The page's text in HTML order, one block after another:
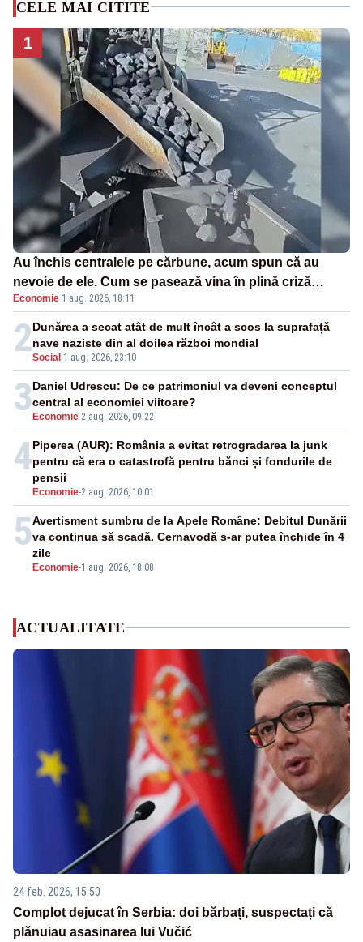
CELE MAI CITITE
1
Au închis centralele pe cărbune, acum spun că au
nevoie de ele. Cum se pasează vina în plină criză
energetică
Economie·1 aug. 2026, 18:11
2Social -1 aug. 2026, 23:10
Dunărea a secat atât de mult încât a scos la suprafață
nave naziste din al doilea război mondial
3 Economie-2 aug. 2026, 09:22
Daniel Udrescu: De ce patrimoniul va deveni conceptul
central al economiei viitoare?
4
Economie-2 aug. 2026, 10:01
Piperea (AUR): România a evitat retrogradarea la junk
pentru că era o catastrofă pentru bănci și fondurile de
pensii
5
Economie-1 aug. 2026, 18:08
Avertisment sumbru de la Apele Române: Debitul Dunării
va continua să scadă. Cernavodă s-ar putea închide în 4
zile
ACTUALITATE
24 feb. 2026, 15:50
Complot dejucat în Serbia: doi bărbați, suspectați că
plănuiau asasinarea lui Vučić